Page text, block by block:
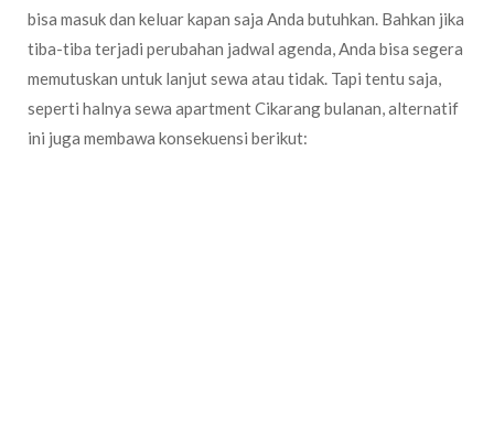
bisa masuk dan keluar kapan saja Anda butuhkan. Bahkan jika
tiba-tiba terjadi perubahan jadwal agenda, Anda bisa segera
memutuskan untuk lanjut sewa atau tidak. Tapi tentu saja,
seperti halnya sewa apartment Cikarang bulanan, alternatif
ini juga membawa konsekuensi berikut: